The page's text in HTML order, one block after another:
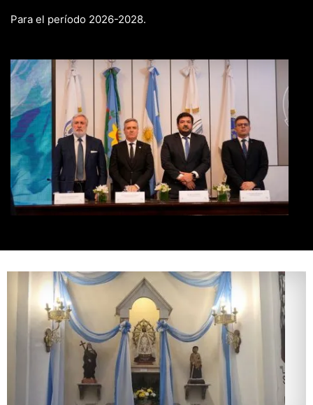
Para el período 2026-2028.